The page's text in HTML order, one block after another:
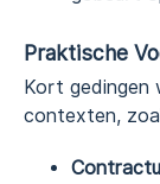
Praktische
Kort gedingen
contexten,